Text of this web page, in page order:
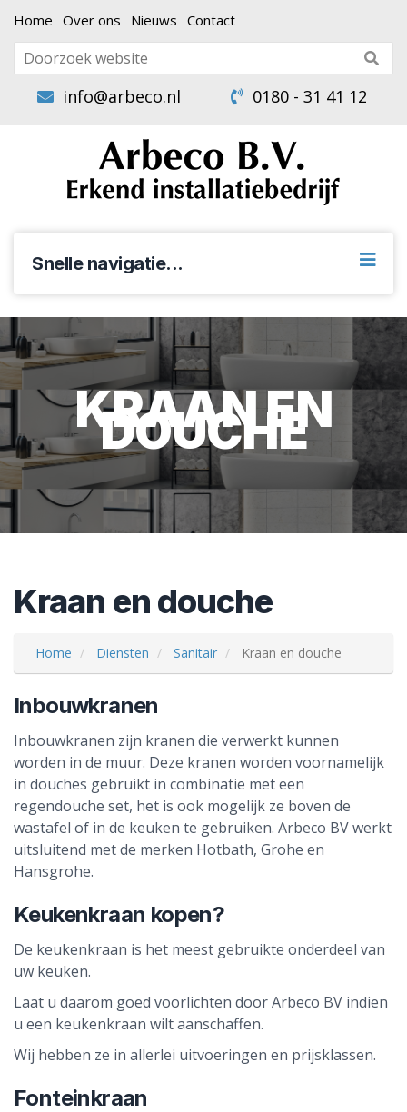
Home Over ons Nieuws Contact
info@arbeco.nl 0180 - 31 41 12
Snelle navigatie...
KRAAN EN
DOUCHE
Kraan en douche
Home Diensten Sanitair Kraan en douche
Inbouwkranen
Inbouwkranen zijn kranen die verwerkt kunnen
worden in de muur. Deze kranen worden voornamelijk
in douches gebruikt in combinatie met een
regendouche set, het is ook mogelijk ze boven de
wastafel of in de keuken te gebruiken. Arbeco BV werkt
uitsluitend met de merken Hotbath, Grohe en
Hansgrohe.
Keukenkraan kopen?
De keukenkraan is het meest gebruikte onderdeel van
uw keuken.
Laat u daarom goed voorlichten door Arbeco BV indien
u een keukenkraan wilt aanschaffen.
Wij hebben ze in allerlei uitvoeringen en prijsklassen.
Fonteinkraan